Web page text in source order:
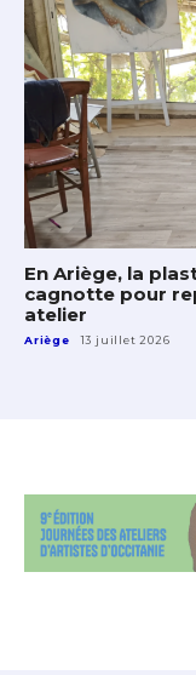
En Ariège, la
cagnotte pour
atelier
Ariège 13 juillet 2026